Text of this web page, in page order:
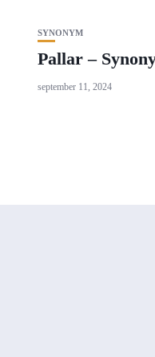
SYNONYM
Pallar –
september 11, 2024